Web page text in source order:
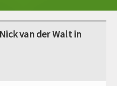
van der Walt in